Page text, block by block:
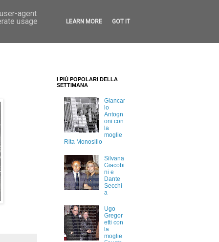
I PIÙ POPOLARI DELLA
SETTIMANA
Giancar
lo
Antogn
oni con
la
moglie
Rita Monosilio
Silvana
Giacobi
ni e
Dante
Secchi
a
Ugo
Gregor
etti con
la
moglie
agent
usage
LEARN MORE GOT IT